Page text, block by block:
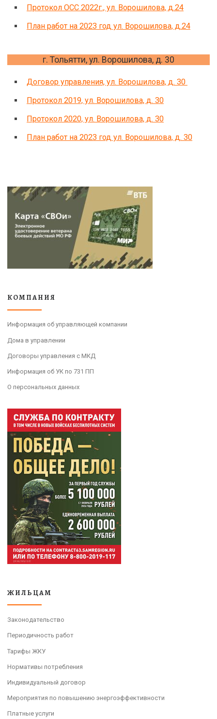
Протокол ОСС 2022г., ул. Ворошилова, д.24
План работ на 2023 год ул. Ворошилова, д.24
г. Тольятти, ул. Ворошилова, д. 30
Договор управления, ул. Ворошилова, д. 30
Протокол 2019, ул. Ворошилова, д. 30
Протокол 2020, ул. Ворошилова, д. 30
План работ на 2023 год ул. Ворошилова, д. 30
КОМПАНИЯ
Информация об управляющей компании
Дома в управлении
Договоры управления с МКД
Информация об УК по 731 ПП
О персональных данных
ЖИЛЬЦАМ
Законодательство
Периодичность работ
Тарифы ЖКУ
Нормативы потребления
Индивидуальный договор
Мероприятия по повышению энергоэффективности
Платные услуги